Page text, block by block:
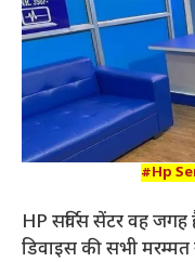
#Hp
HP सर्विस सेंटर वह
डिवाइस की सभी